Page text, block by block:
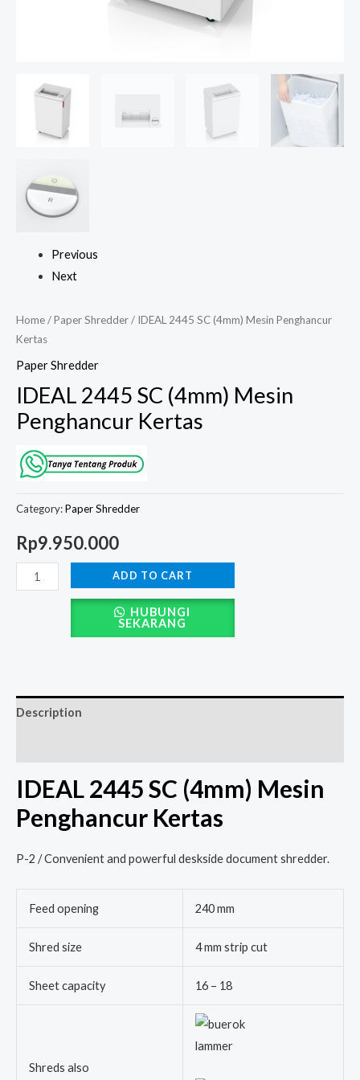
Previous
Next
Home/Paper Shredder/ IDEAL 2445 SC (4mm) Mesin Penghancur
Kertas
Paper Shredder
IDEAL 2445 SC (4mm) Mesin
Penghancur Kertas
Category:Paper Shredder
Rp9.950.000
ADD TO CART
HUBUNGI
SEKARANG
Description
IDEAL 2445 SC (4mm) Mesin
Penghancur Kertas
P-2 / Convenient and powerful deskside document shredder.
Feed opening 240 mm
Shred size 4 mm strip cut
Sheet capacity 16 – 18
Shreds also